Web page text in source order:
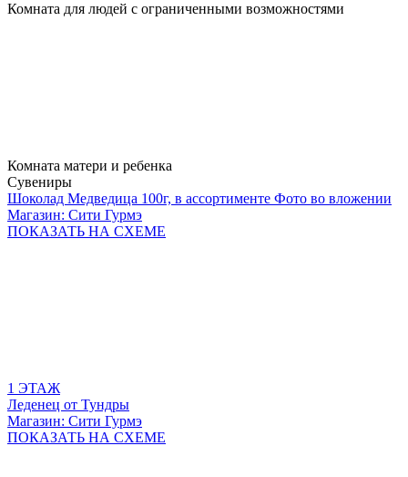
Комната для людей с ограниченными возможностями
Комната матери и ребенка
Сувениры
Шоколад Медведица 100г, в ассортименте Фото во вложении
Магазин: Сити Гурмэ
ПОКАЗАТЬ НА СХЕМЕ
1 ЭТАЖ
Леденец от Тундры
Магазин: Сити Гурмэ
ПОКАЗАТЬ НА СХЕМЕ